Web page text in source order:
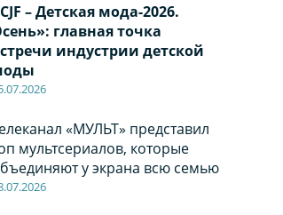
– Детская мода-2026.
главная точка
индустрии детской
«МУЛЬТ» представил
мультсериалов, которые
у экрана всю семью
.07.2026